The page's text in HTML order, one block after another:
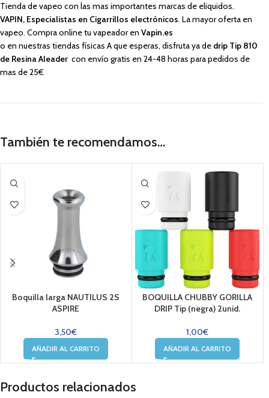
Tienda de vapeo con las mas importantes marcas de eliquidos.
VAPIN, Especialistas en Cigarrillos electrónicos. La mayor oferta en
vapeo. Compra online tu vapeador en Vapin.es
o en nuestras tiendas físicas A que esperas, disfruta ya de drip Tip 810
de Resina Aleader con envío gratis en 24-48 horas para pedidos de
mas de 25€
También te recomendamos…
Boquilla larga NAUTILUS 2S
ASPIRE
3,50€
AÑADIR AL CARRITO
BOQUILLA CHUBBY GORILLA
DRIP Tip (negra) 2unid.
1,00€
AÑADIR AL CARRITO
Productos relacionados